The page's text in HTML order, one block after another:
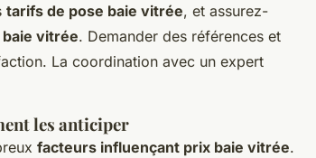
tarifs de pose baie vitrée, et assurez-
vitrée. Demander des références et
La coordination avec un expert
les anticiper
facteurs influençant prix baie vitrée.